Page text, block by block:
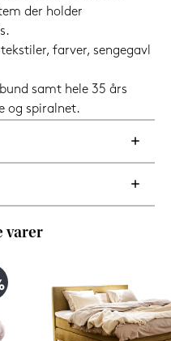
der holder
farver, sengegavl
samt hele 35 års
og spiralnet.
varer